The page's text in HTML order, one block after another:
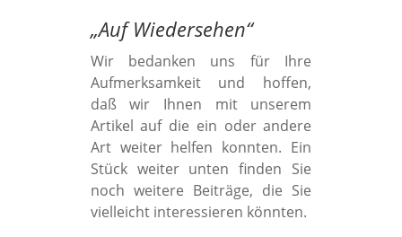
„Auf Wiedersehen“
Wir bedanken uns für Ihre
Aufmerksamkeit und hoffen,
daß wir Ihnen mit unserem
Artikel auf die ein oder andere
Art weiter helfen konnten. Ein
Stück weiter unten finden Sie
noch weitere Beiträge, die Sie
vielleicht interessieren könnten.